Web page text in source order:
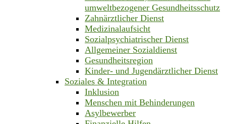
umweltbezogener Gesundheitsschutz
Zahnärztlicher Dienst
Medizinalaufsicht
Sozialpsychiatrischer Dienst
Allgemeiner Sozialdienst
Gesundheitsregion
Kinder- und Jugendärztlicher Dienst
Soziales & Integration
Inklusion
Menschen mit Behinderungen
Asylbewerber